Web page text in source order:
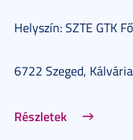
Helyszín: SZTE GTK
6722 Szeged,
Részletek